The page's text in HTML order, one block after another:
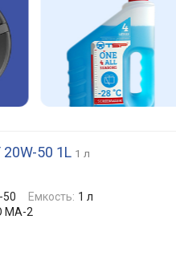
50 1L 1 л
50 Емкость: 1 л
MA-2